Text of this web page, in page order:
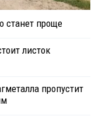
станет проще
листок
пропустит